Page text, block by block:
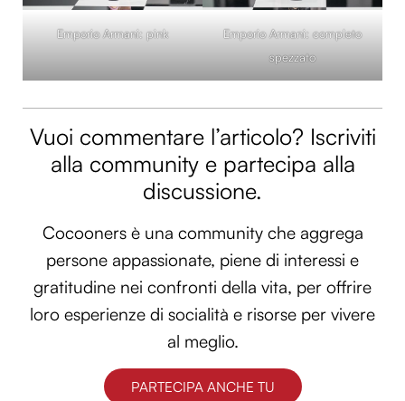
Emporio Armani: pink
Emporio Armani: completo
spezzato
Vuoi commentare l’articolo? Iscriviti
alla community e partecipa alla
discussione.
Cocooners è una community che aggrega
persone appassionate, piene di interessi e
gratitudine nei confronti della vita, per offrire
loro esperienze di socialità e risorse per vivere
al meglio.
PARTECIPA ANCHE TU